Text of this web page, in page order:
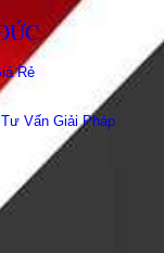
Rẻ
Tư Vấn Giải Pháp